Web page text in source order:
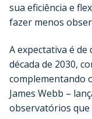
sua eficiência e
fazer menos
A expectativa é
década de 2030,
complementando
James Webb –
observatórios que